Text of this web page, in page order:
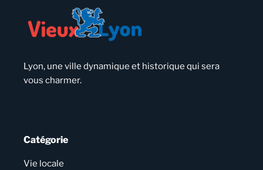
Lyon, une ville dynamique et historique qui sera
vous charmer.
Catégorie
Vie locale